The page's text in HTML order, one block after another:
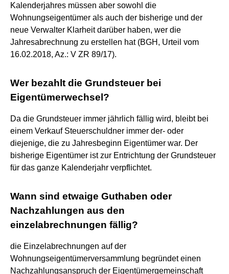
Kalenderjahres müssen aber sowohl die
Wohnungseigentümer als auch der bisherige und der
neue Verwalter Klarheit darüber haben, wer die
Jahresabrechnung zu erstellen hat (BGH, Urteil vom
16.02.2018, Az.: V ZR 89/17).
Wer bezahlt die Grundsteuer bei
Eigentümerwechsel?
Da die Grundsteuer immer jährlich fällig wird, bleibt bei
einem Verkauf Steuerschuldner immer der- oder
diejenige, die zu Jahresbeginn Eigentümer war. Der
bisherige Eigentümer ist zur Entrichtung der Grundsteuer
für das ganze Kalenderjahr verpflichtet.
Wann sind etwaige Guthaben oder
Nachzahlungen aus den
einzelabrechnungen fällig?
die Einzelabrechnungen auf der
Wohnungseigentümerversammlung begründet einen
Nachzahlungsanspruch der Eigentümergemeinschaft